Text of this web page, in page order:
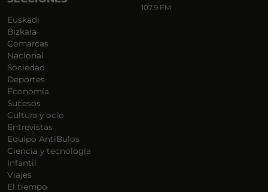
Euskadi
Bizkaia
Comarcas
Nacional
Sociedad
Deportes
Economía
Sucesos
Cultura y ocio
Entrevistas
Equipo AntiBulos
Ciencia y tecnología
Infantil
Viajes
El tiempo
107.9 FM